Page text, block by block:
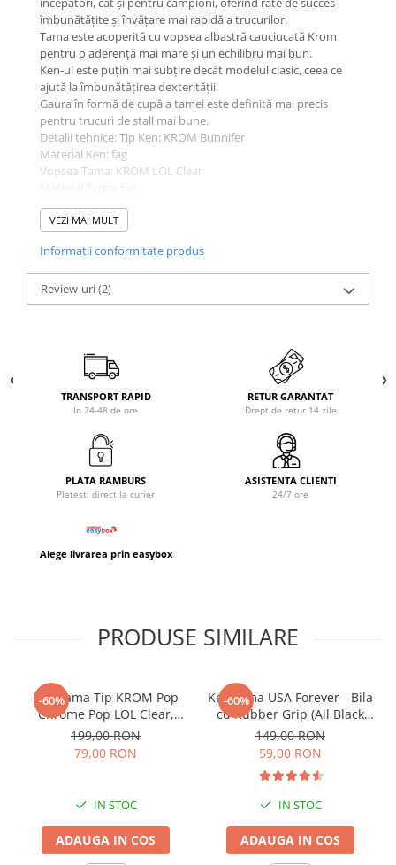
îmbunătățite și învățare mai rapidă a trucurilor.
Tama este acoperită cu vopsea albastră cauciucată Krom
pentru o aderență mai mare și un echilibru mai bun.
Ken-ul este puțin mai subțire decât modelul clasic, ceea ce
ajută la îmbunătățirea dexterității.
Gaura în formă de cupă a tamei este definită mai precis
pentru trucuri de stall mai bune.
Detalii tehnice: Tip Ken: KROM Bunnifer
Material Ken: fag
Vopsea Tama: KROM LOL Clear
Pachetul nu contine ata de rezerva
VEZI MAI MULT
Informatii conformitate produs
Review-uri(2)
TRANSPORT RAPID
In 24-48 de ore
RETUR GARANTAT
Drept de retur 14 zile
PLATA RAMBURS
Platesti direct la curier
ASISTENTA CLIENTI
24/7 ore
Alege livrarea prin easybox
PRODUSE SIMILARE
-60%
Kendama Tip KROM Pop
Chrome Pop LOL Clear,
Negru
199,00 RON
79,00 RON
IN STOC
ADAUGA IN COS
-60%
Kendama USA Forever - Bila
cu Rubber Grip (All Black
Edition)
149,00 RON
59,00 RON
IN STOC
ADAUGA IN COS